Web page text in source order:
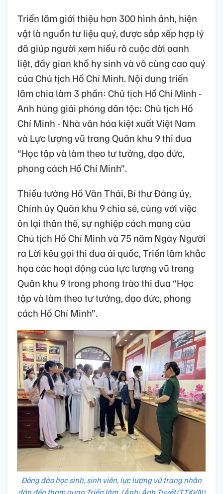
Triển lãm giới thiệu hơn 300 hình ảnh, hiện
vật là nguồn tư liệu quý, được sắp xếp hợp lý
đã giúp người xem hiểu rõ cuộc đời oanh
liệt, đầy gian khổ hy sinh và vô cùng cao quý
của Chủ tịch Hồ Chí Minh. Nội dung triển
lãm chia làm 3 phần: Chủ tịch Hồ Chí Minh -
Anh hùng giải phóng dân tộc; Chủ tịch Hồ
Chí Minh - Nhà văn hóa kiệt xuất Việt Nam
và Lực lượng vũ trang Quân khu 9 thi đua
“Học tập và làm theo tư tưởng, đạo đức,
phong cách Hồ Chí Minh”.
Thiếu tướng Hồ Văn Thái, Bí thư Đảng ủy,
Chính ủy Quân khu 9 chia sẻ, cùng với việc
ôn lại thân thế, sự nghiệp cách mạng của
Chủ tịch Hồ Chí Minh và 75 năm Ngày Người
ra Lời kêu gọi thi đua ái quốc, Triển lãm khắc
họa các hoạt động của lực lượng vũ trang
Quân khu 9 trong phong trào thi đua “Học
tập và làm theo tư tưởng, đạo đức, phong
cách Hồ Chí Minh”.
Đông đảo học sinh, sinh viên, lực lượng vũ trang nhân